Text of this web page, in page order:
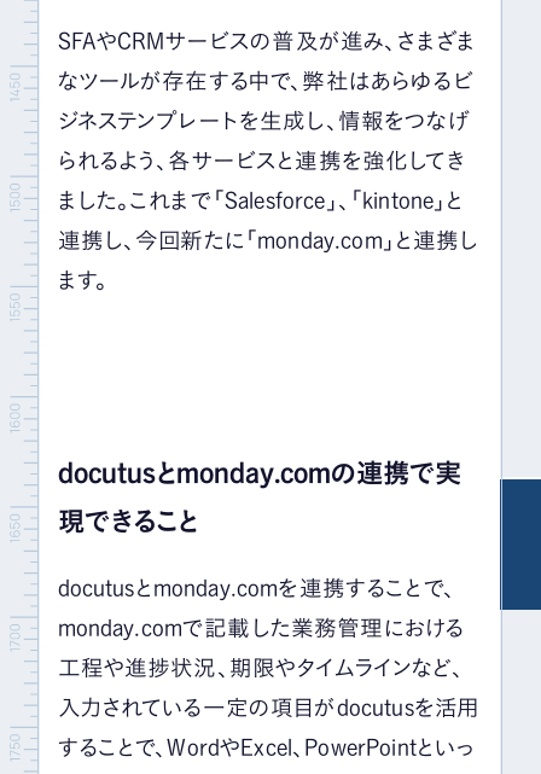
SFAやCRMサービスの普及が進み、さまざま
なツールが存在する中で、弊社はあらゆるビ
ジネステンプレートを生成し、情報をつなげ
られるよう、各サービスと連携を強化してき
ました。これまで「Salesforce」、「kintone」と
連携し、今回新たに「monday.com」と連携し
ます。
docutusとmonday.comの連携で実
現できること
docutusと monday.comを連携することで、
monday.comで記載した業務管理における
工程や進捗状況、期限やタイムラインなど、
入力されている一定の項目がdocutusを活用
することで、Wordや Excel 、 PowerPointといっ